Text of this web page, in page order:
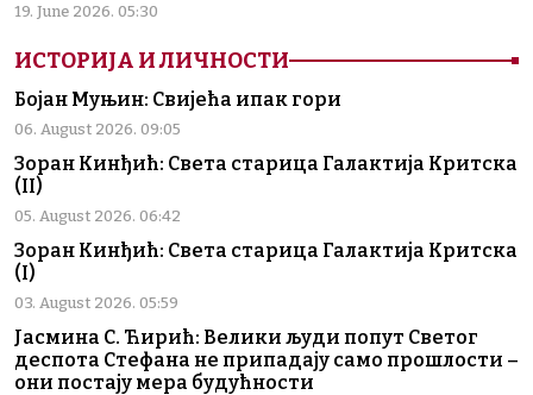
19. June 2026. 05:30
ИСТОРИЈА И ЛИЧНОСТИ
Бојан Муњин: Свијећа ипак гори
06. August 2026. 09:05
Зоран Кинђић: Света старица Галактија Критска
(II)
05. August 2026. 06:42
Зоран Кинђић: Света старица Галактија Критска
(I)
03. August 2026. 05:59
Јасмина С. Ћирић: Велики људи попут Светог
деспота Стефана не припадају само прошлости –
они постају мера будућности